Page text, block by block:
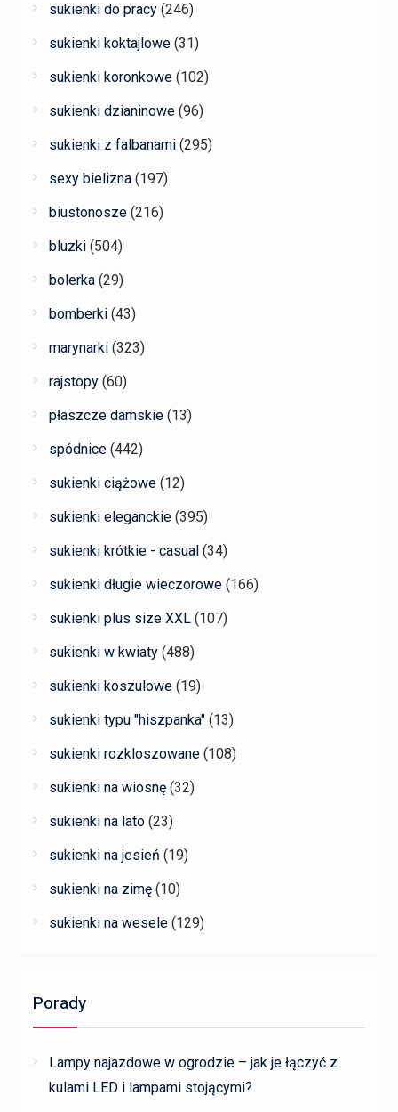
sukienki do pracy (246)
sukienki koktajlowe (31)
sukienki koronkowe (102)
sukienki dzianinowe (96)
sukienki z falbanami (295)
sexy bielizna (197)
biustonosze (216)
bluzki (504)
bolerka (29)
bomberki (43)
marynarki (323)
rajstopy (60)
płaszcze damskie (13)
spódnice (442)
sukienki ciążowe (12)
sukienki eleganckie (395)
sukienki krótkie - casual (34)
sukienki długie wieczorowe (166)
sukienki plus size XXL (107)
sukienki w kwiaty (488)
sukienki koszulowe (19)
sukienki typu "hiszpanka" (13)
sukienki rozkloszowane (108)
sukienki na wiosnę (32)
sukienki na lato (23)
sukienki na jesień (19)
sukienki na zimę (10)
sukienki na wesele (129)
Porady
Lampy najazdowe w ogrodzie – jak je łączyć z
kulami LED i lampami stojącymi?